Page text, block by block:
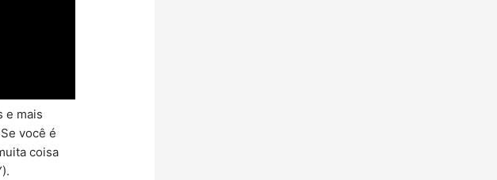
e mais
você é
coisa